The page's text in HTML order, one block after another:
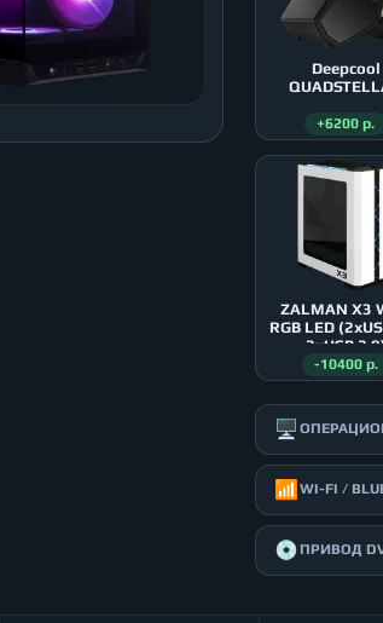
Deepcool
+6200 р.
ZALMAN X3
RGB LED
2xUSB 2.0)
-10400 р.
🖥️
📶 WI-FI /
💿 ПРИВОД